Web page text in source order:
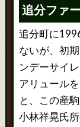
追分ファ
追分町に
ないが、初
ンデーサイ
アリュールを
と、この産
小林祥晃氏